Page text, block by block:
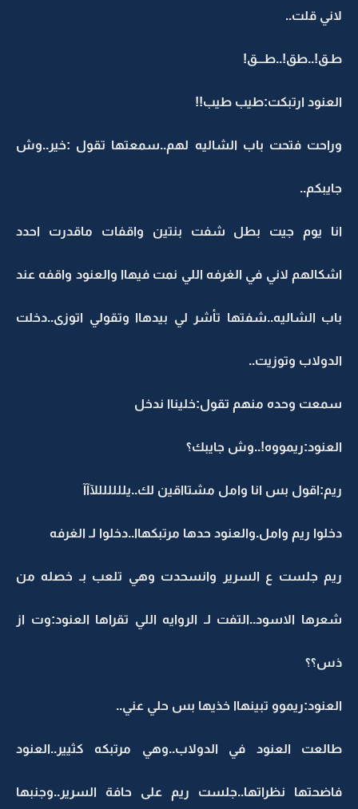
لاني قلت..
طـق!..طق!..طـــق!
العنود ارتبكت:طيب طيب!!
وراحت فتحت باب الشاليه لهم..سمعتها تقول :خير..وش
جايبكم..
انا يوم جيت بطل شفت بنتين واقفات ماقدرت احدد
اشكالهم لاني في الغرفه اللي نمت فيهاا والعنود واقفه عند
باب الشاليه..شفتها تأشر لي بيدهاا وتقولي اتوزى..دخلت
الدولاب وتوزيت..
سمعت وحده منهم تقول:خليناا ندخل
العنود:ريمووه!..وش جايبك؟
ريم:اقول بس انا وامل مشتااقين لك..يلللللللآآآ
دخلوا ريم وامل.والعنود حدها مرتبكهاا..دخلوا لـ الغرفه
ريم جلست ع السرير وانسحدت وهي تلعب بـ خصله من
شعرها الاسود..التفت لـ الروايه اللي تقراها العنود:وت از
ذس؟؟
العنود:ريموو تبينهاا خذيها بس حلي عني..
طالعت العنود في الدولاب..وهي مرتبكه كثيير..العنود
فاضحتها نظراتها..جلست ريم على حافة السرير..وجنبها